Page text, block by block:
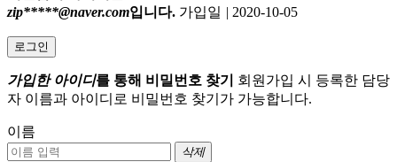
zip*****@naver.com입니다. 가입일 | 2020-10-05
로그인
가입한 아이디를 통해 비밀번호 찾기
회원가입 시 등록한 담당
자 이름과 아이디로 비밀번호 찾기가 가능합니다.
이름
삭제